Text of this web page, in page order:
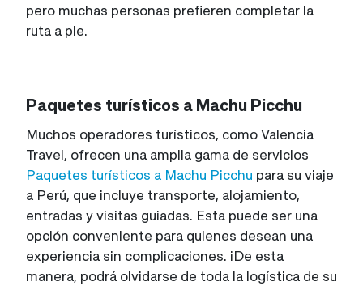
pero muchas personas prefieren completar la
ruta a pie.
Paquetes turísticos a Machu Picchu
Muchos operadores turísticos, como Valencia
Travel, ofrecen una amplia gama de servicios
Paquetes turísticos a Machu Picchu para su viaje
a Perú, que incluye transporte, alojamiento,
entradas y visitas guiadas. Esta puede ser una
opción conveniente para quienes desean una
experiencia sin complicaciones. ¡De esta
manera, podrá olvidarse de toda la logística de su